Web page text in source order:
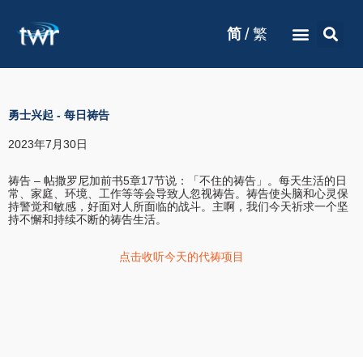
简 / 繁
勇士兴起 - 每日祷告
2023年7月30日
祷告 – 帖撒罗尼加前书5章17节说：「不住的祷告」。每天生活的日
常、家庭、环境、工作等等会导致人忽视祷告。祷告使头脑和心灵保
持警觉和敏感，好面对人所面临的战斗。主啊，我们今天祈求一个坚
持不懈和持续不断的祷告生活。
点击收听今天的代祷项目